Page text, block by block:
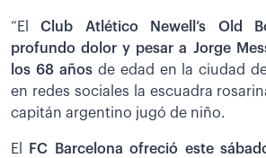
“El
Club Atlético Newell’s Old
profundo dolor y pesar a Jorge
los 68 añosde edad en la ciudad
en redes sociales la escuadra
capitán argentino jugó de niño.
El
FC Barcelona ofreció este